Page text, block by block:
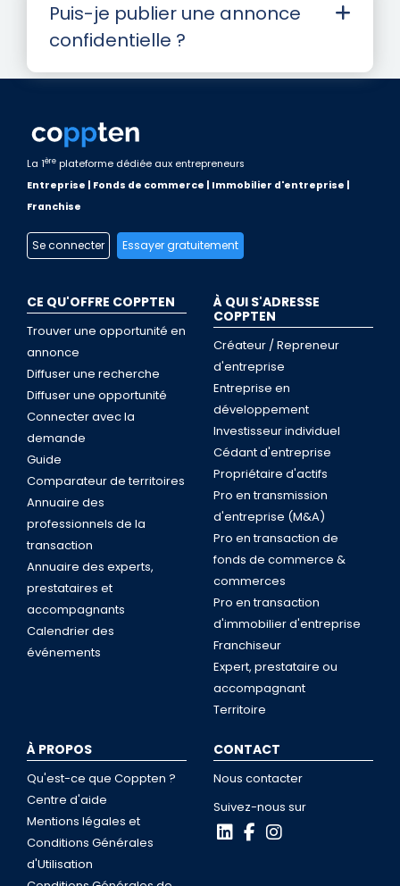
Puis-je publier une annonce
confidentielle ?
La 1ère plateforme dédiée aux entrepreneurs
Entreprise | Fonds de commerce | Immobilier d'entreprise |
Franchise
Se connecter Essayer gratuitement
CE QU'OFFRE COPPTEN
Trouver une opportunité en
annonce
Diffuser une recherche
Diffuser une opportunité
Connecter avec la
demande
Guide
Comparateur de territoires
Annuaire des
professionnels de la
transaction
Annuaire des experts,
prestataires et
accompagnants
Calendrier des
événements
À QUI S'ADRESSE
COPPTEN
Créateur / Repreneur
d'entreprise
Entreprise en
développement
Investisseur individuel
Cédant d'entreprise
Propriétaire d'actifs
Pro en transmission
d'entreprise (M&A)
Pro en transaction de
fonds de commerce &
commerces
Pro en transaction
d'immobilier d'entreprise
Franchiseur
Expert, prestataire ou
accompagnant
Territoire
À PROPOS
Qu'est-ce que Coppten ?
Centre d'aide
Mentions légales et
Conditions Générales
d'Utilisation
CONTACT
Nous contacter
Suivez-nous sur